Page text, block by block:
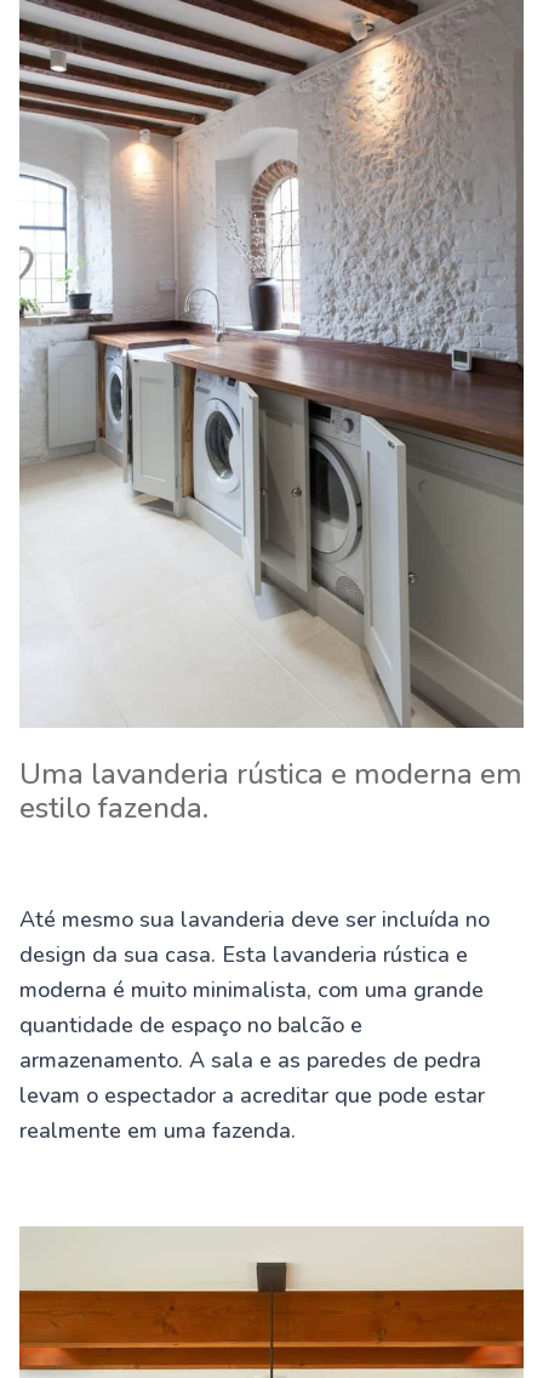
Uma lavanderia rústica e moderna em
estilo fazenda.
Até mesmo sua lavanderia deve ser incluída no
design da sua casa. Esta lavanderia rústica e
moderna é muito minimalista, com uma grande
quantidade de espaço no balcão e
armazenamento. A sala e as paredes de pedra
levam o espectador a acreditar que pode estar
realmente em uma fazenda.